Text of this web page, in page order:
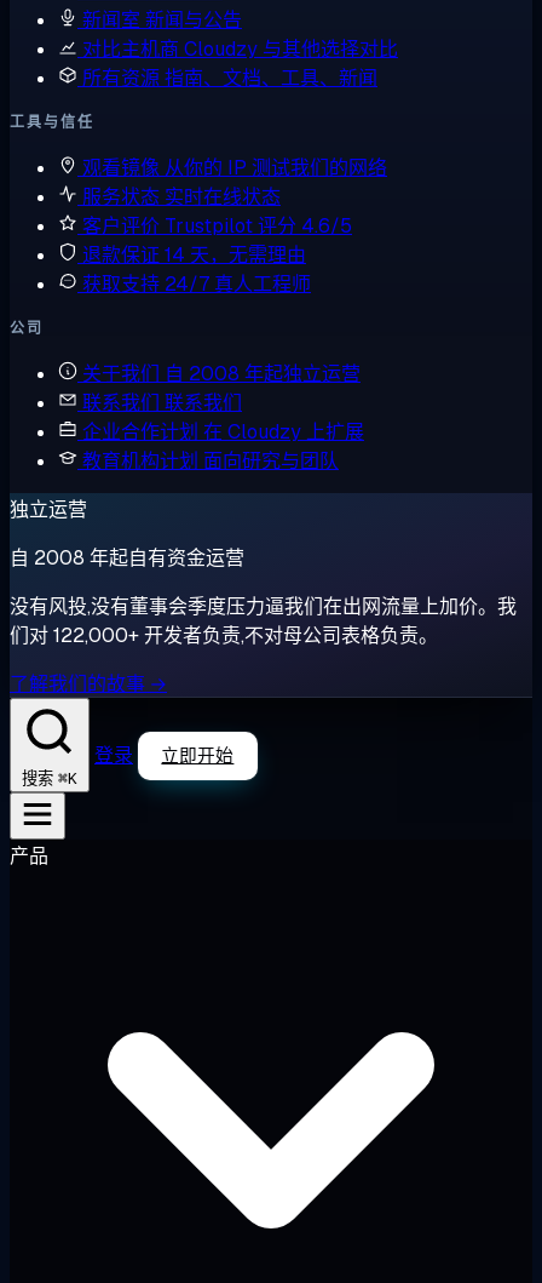
新闻室 新闻与公告
对比主机商 Cloudzy 与其他选择对比
所有资源指南、文档、工具、新闻
工具与信任
观看镜像 从你的 IP 测试我们的网络
服务状态 实时在线状态
客户评价 Trustpilot 评分 4.6/5
退款保证 14 天，无需理由
获取支持 24/7 真人工程师
公司
关于我们 自 2008 年起独立运营
联系我们 联系我们
企业合作计划 在 Cloudzy 上扩展
教育机构计划 面向研究与团队
独立运营
自 2008 年起自有资金运营
没有风投,没有董事会季度压力逼我们在出网流量上加价。我
们对 122,000+ 开发者负责,不对母公司表格负责。
了解我们的故事 →
搜索 ⌘K
登录 立即开始
产品